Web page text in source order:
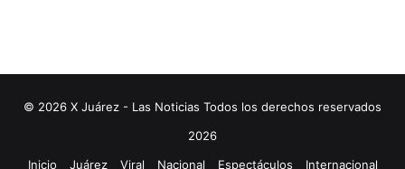
© 2026 X Juárez - Las Noticias Todos los derechos reservados
2026
Inicio
Juárez Viral Nacional Espectáculos Internacional